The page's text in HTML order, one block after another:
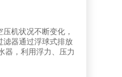
机状况不断变化，
滤器通过浮球式排放
器，利用浮力、压力